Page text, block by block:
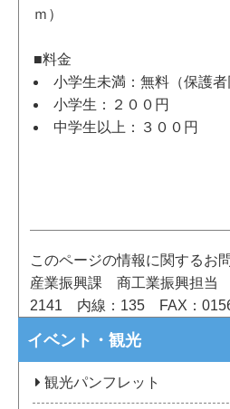
ｍ）
■料金
小学生未満：無料（保護
小学生：２００円
中学生以上：３００円
このページの情報に関するお
産業振興課 商工業振興担当
2141
内線：135 FAX：
イベント・観光
観光パンフレット